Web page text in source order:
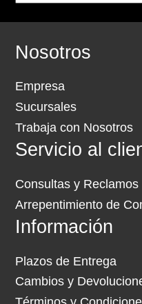
Nosotros
Empresa
Sucursales
Trabaja con Nosotros
Servicio al
Consultas y Reclamos
Arrepentimiento de
Información
Plazos de Entrega
Cambios y